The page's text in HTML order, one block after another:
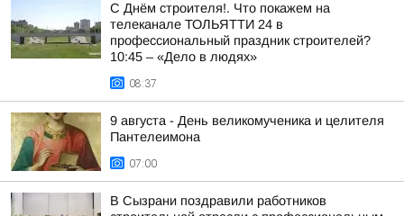
С Днём строителя!. Что покажем на
телеканале ТОЛЬЯТТИ 24 в
профессиональный праздник строителей?
10:45 – «Дело в людях»
08:37
9 августа - День великомученика и целителя
Пантелеимона
07:00
В Сызрани поздравили работников